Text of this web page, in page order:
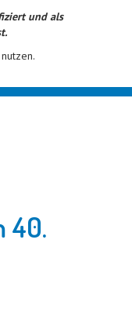
und als
40.